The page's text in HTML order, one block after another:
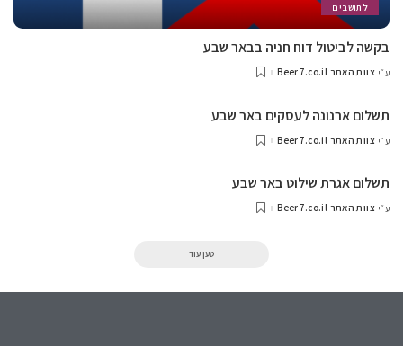
לתושבים
בקשה לביטול דוח חניה בבאר שבע
ע״י צוות האתר Beer7.co.il
תשלום ארנונה לעסקים באר שבע
ע״י צוות האתר Beer7.co.il
תשלום אגרת שילוט באר שבע
ע״י צוות האתר Beer7.co.il
טען עוד